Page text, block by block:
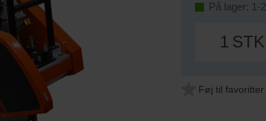
På lager: 1-
STK
Føj til favoritter